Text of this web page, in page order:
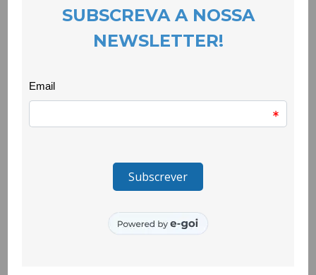
intimidade com a pessoa agressora e em 42,6% a relação já
em 71,7% existe violência física e em 19% há violência sexual.
Nas vítimas homens, verificam-se variações relativamente ao
que vinha sendo habitual nos anos anteriores: aumento da
agora predomina a violência praticada durante as relações de
intimidade ou após estas terminarem, representando 40,9% do
psicológica; em 68,2% existe violência física e houve um
aumento de 7% da violência sexual, que representa agora